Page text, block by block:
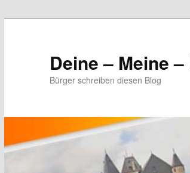
Deine – Meine
Bürger schreiben diesen Blog